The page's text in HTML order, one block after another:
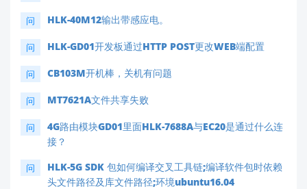
问 HLK-40M12输出带感应电。
问 HLK-GD01开发板通过HTTP POST更改WEB端配置
问 CB103M开机棒，关机有问题
问 MT7621A文件共享失败
问
4G路由模块GD01里面HLK-7688A与EC20是通过什么连
接？
问
HLK-5G SDK 包如何编译交叉工具链;编译软件包时依赖
头文件路径及库文件路径;环境ubuntu16.04